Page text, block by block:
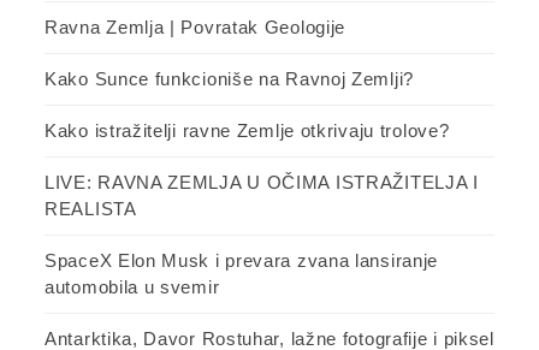
Ravna Zemlja | Povratak Geologije
Kako Sunce funkcioniše na Ravnoj Zemlji?
Kako istražitelji ravne Zemlje otkrivaju trolove?
LIVE: RAVNA ZEMLJA U OČIMA ISTRAŽITELJA I
REALISTA
SpaceX Elon Musk i prevara zvana lansiranje
automobila u svemir
Antarktika, Davor Rostuhar, lažne fotografije i piksel